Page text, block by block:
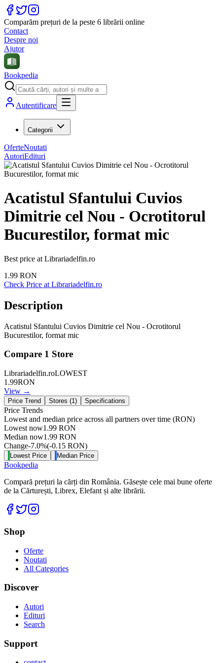
Comparăm prețuri de la peste 6 librării online
Contact
Despre noi
Ajutor
Bookpedia
Autentificare
Categorii
OferteNoutati
AutoriEdituri
Acatistul Sfantului Cuvios
Dimitrie cel Nou - Ocrotitorul
Bucurestilor, format mic
Best price at Librariadelfin.ro
1.99 RON
Check Price at Librariadelfin.ro
Description
Acatistul Sfantului Cuvios Dimitrie cel Nou - Ocrotitorul
Bucurestilor, format mic
Compare 1 Store
Librariadelfin.roLOWEST
1.99RON
View →
Price Trend Stores (1) Specifications
Price Trends
Lowest and median price across all partners over time (RON)
Lowest now1.99 RON
Median now1.99 RON
Change-7.0%(-0.15 RON)
Lowest Price Median Price
Bookpedia
Compară prețuri la cărți din România. Găsește cele mai bune oferte
de la Cărturești, Librex, Elefant și alte librării.
Facebook
Twitter
Shop
Oferte
Noutati
All Categories
Discover
Autori
Edituri
Search
Support